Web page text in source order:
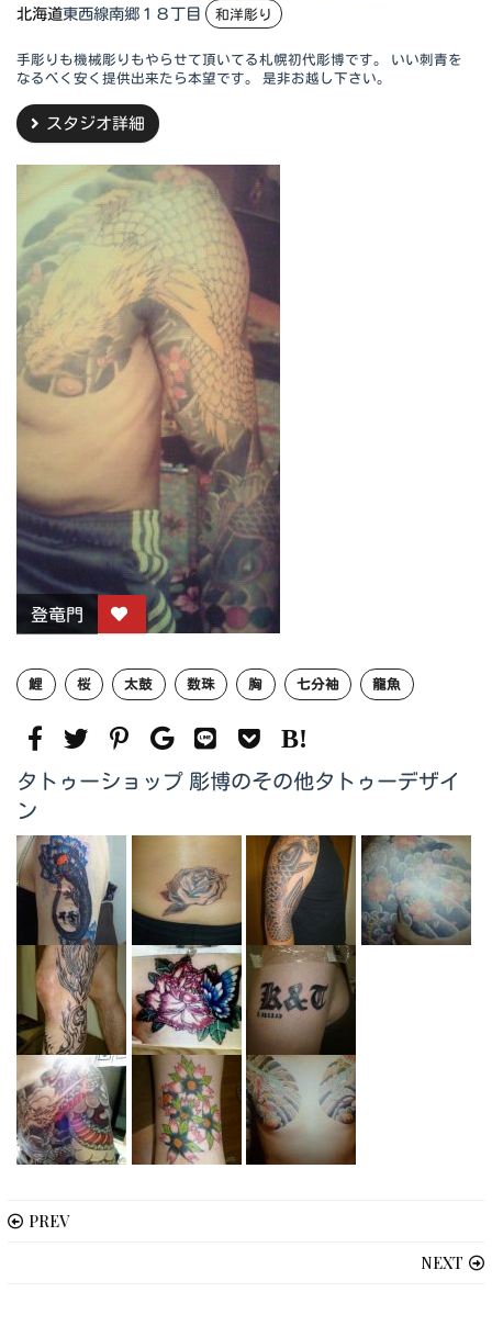
北海道東西線南郷１８丁目 和洋彫り
手彫りも機械彫りもやらせて頂いてる札幌初代彫博です。 いい刺青を
なるべく安く提供出来たら本望です。 是非お越し下さい。
スタジオ詳細
登竜門
鯉 桜 太鼓 数珠 胸 七分袖 龍魚
タトゥーショップ 彫博のその他タトゥーデザイ
ン
PREV
NEXT